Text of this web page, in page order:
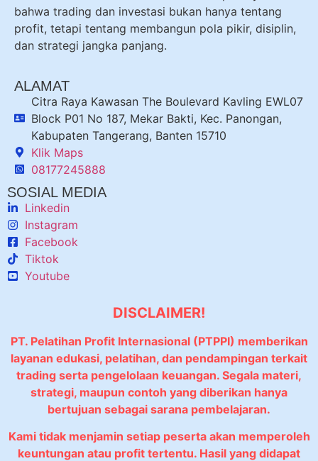
bahwa trading dan investasi bukan hanya tentang
profit, tetapi tentang membangun pola pikir, disiplin,
dan strategi jangka panjang.
ALAMAT
Citra Raya Kawasan The Boulevard Kavling EWL07
Block P01 No 187, Mekar Bakti, Kec. Panongan,
Kabupaten Tangerang, Banten 15710
Klik Maps
08177245888
SOSIAL MEDIA
Linkedin
Instagram
Facebook
Tiktok
Youtube
DISCLAIMER!
PT. Pelatihan Profit Internasional (PTPPI) memberikan
layanan edukasi, pelatihan, dan pendampingan terkait
trading serta pengelolaan keuangan. Segala materi,
strategi, maupun contoh yang diberikan hanya
bertujuan sebagai sarana pembelajaran.
Kami tidak menjamin setiap peserta akan memperoleh
keuntungan atau profit tertentu. Hasil yang didapat